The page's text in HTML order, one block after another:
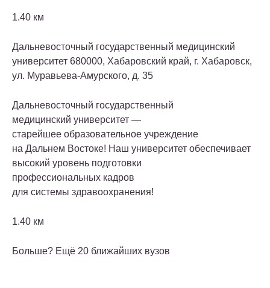
1.40 км
Дальневосточный государственный медицинский
университет 680000, Хабаровский край, г. Хабаровск,
ул. Муравьева-Амурского, д. 35
Дальневосточный государственный
медицинский университет —
старейшее образовательное учреждение
на Дальнем Востоке! Наш университет обеспечивает
высокий уровень подготовки
профессиональных кадров
для системы здравоохранения!
1.40 км
Больше? Ещё 20 ближайших вузов